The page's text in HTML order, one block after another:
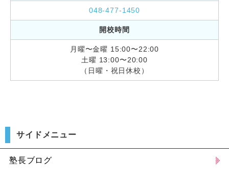
048-477-1450
開校時間
月曜〜金曜 15:00〜22:00
土曜 13:00〜20:00
（日曜・祝日休校）
サイドメニュー
塾長ブログ